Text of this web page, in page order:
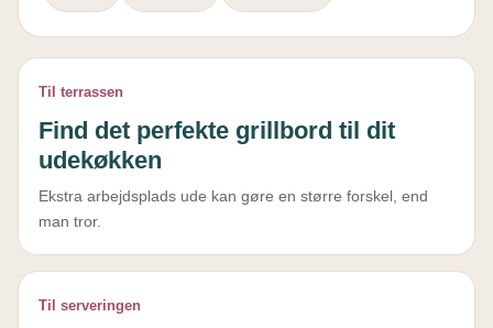
Til terrassen
Find det perfekte grillbord til dit
udekøkken
Ekstra arbejdsplads ude kan gøre en større forskel, end
man tror.
Til serveringen